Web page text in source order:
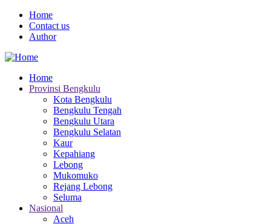
Skip
main
Menu
Mobile
Home
Contact us
Author
Main
navigation
Home
Provinsi Bengkulu
Kota Bengkulu
Bengkulu Tengah
Bengkulu Utara
Bengkulu Selatan
Kaur
Kepahiang
Lebong
Mukomuko
Rejang Lebong
Seluma
Nasional
Aceh